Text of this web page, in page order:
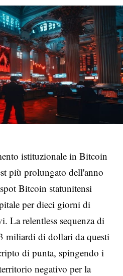
istituzionale in Bitcoin
più prolungato dell'anno
Bitcoin statunitensi
per dieci giorni di
La relentless sequenza di
miliardi di dollari da questi
di punta, spingendo i
negativo per la